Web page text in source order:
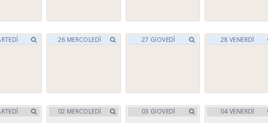
26 MERCOLEDÌ 27 GIOVEDÌ 28 VENERDÌ
02 MERCOLEDÌ 03 GIOVEDÌ 04 VENERDÌ